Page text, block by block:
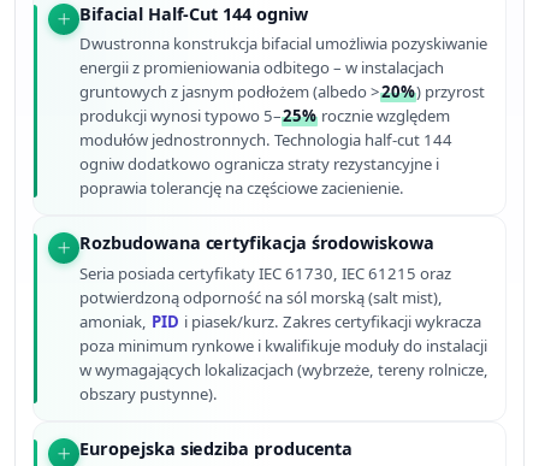
Bifacial Half-Cut 144 ogniw
Dwustronna konstrukcja bifacial umożliwia pozyskiwanie
energii z promieniowania odbitego – w instalacjach
gruntowych z jasnym podłożem (albedo >20%) przyrost
produkcji wynosi typowo 5–25% rocznie względem
modułów jednostronnych. Technologia half-cut 144
ogniw dodatkowo ogranicza straty rezystancyjne i
poprawia tolerancję na częściowe zacienienie.
Rozbudowana certyfikacja środowiskowa
Seria posiada certyfikaty IEC 61730, IEC 61215 oraz
potwierdzoną odporność na sól morską (salt mist),
amoniak, PID i piasek/kurz. Zakres certyfikacji wykracza
poza minimum rynkowe i kwalifikuje moduły do instalacji
w wymagających lokalizacjach (wybrzeże, tereny rolnicze,
obszary pustynne).
Europejska siedziba producenta